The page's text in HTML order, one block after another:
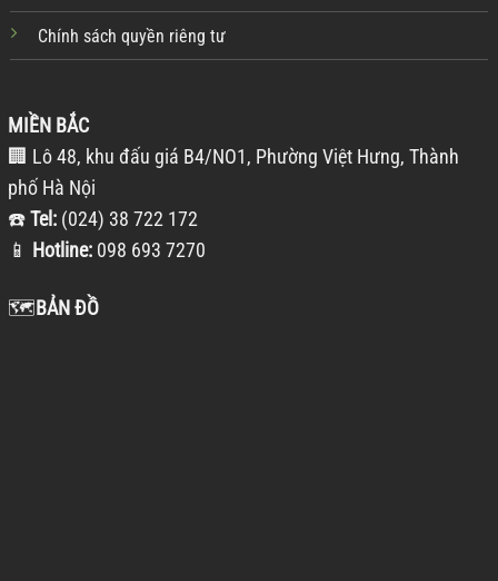
Chính sách quyền riêng tư
MIỀN BẮC
🏢 Lô 48, khu đấu giá B4/NO1, Phường Việt Hưng, Thành
phố Hà Nội
☎️Tel: (024) 38 722 172
📱 Hotline: 098 693 7270
🗺️BẢN ĐỒ